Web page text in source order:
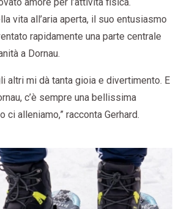
amore per l’attività fisica.
vita all’aria aperta, il suo entusiasmo
rapidamente una parte centrale
a Dornau.
altri mi dà tanta gioia e divertimento. E
c’è sempre una bellissima
ci alleniamo,” racconta Gerhard.